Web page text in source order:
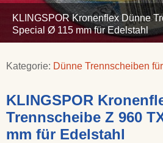
KLINGSPOR Kronenflex Dünne
Special Ø 115 mm für Edelstahl
Kategorie: Dünne Trennscheiben
KLINGSPOR
Trennscheibe Z 960
mm für Edelstahl